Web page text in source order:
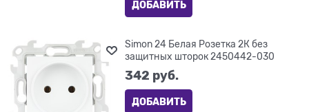
ДОБАВИТЬ
Simon 24 Белая Розетка 2К без
защитных шторок 2450442-030
342 руб.
ДОБАВИТЬ